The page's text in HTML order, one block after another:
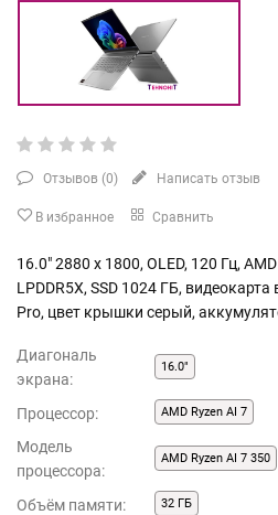
Отзывов (0) Написать отзыв
В избранное Сравнить
16.0" 2880 x 1800, OLED, 120 Гц,
LPDDR5X, SSD 1024 ГБ,
Pro, цвет крышки серый,
Диагональ
экрана:
16.0"
Процессор: AMD Ryzen AI 7
Модель
процессора:
AMD Ryzen AI 7 350
Объём памяти: 32 ГБ